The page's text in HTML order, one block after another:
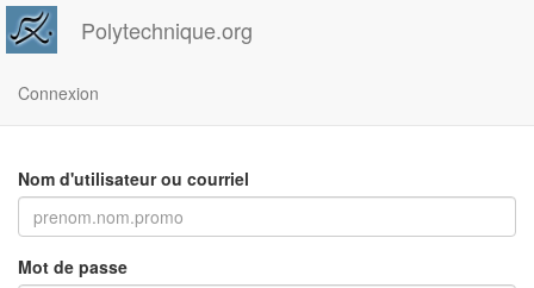
Polytechnique.org
Connexion
Nom d'utilisateur ou courriel
Mot de passe